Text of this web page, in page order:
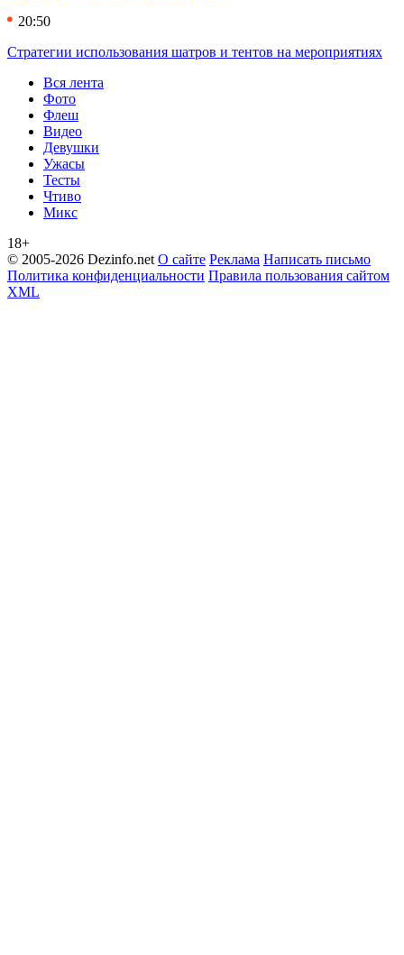
20:50
Стратегии использования шатров и тентов на мероприятиях
Вся лента
Фото
Флеш
Видео
Девушки
Ужасы
Тесты
Чтиво
Микс
18+
© 2005-2026 Dezinfo.net О сайте Реклама Написать письмо
Политика конфиденциальности Правила пользования сайтом
XML